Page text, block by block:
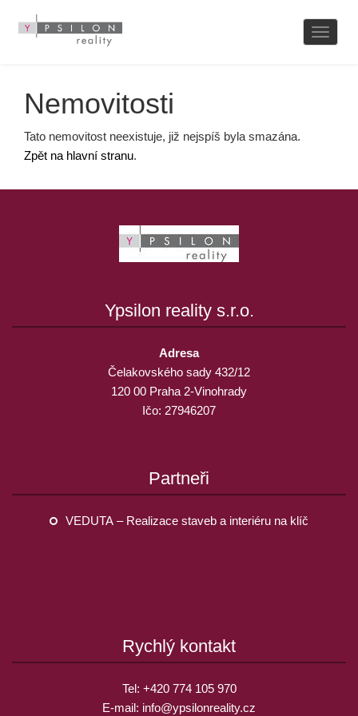
Nemovitosti
Tato nemovitost neexistuje, již nejspíš byla smazána.
Zpět na hlavní stranu.
Ypsilon reality s.r.o.
Adresa
Čelakovského sady 432/12
120 00 Praha 2-Vinohrady
Ičo: 27946207
Partneři
VEDUTA – Realizace staveb a interiéru na klíč
Rychlý kontakt
Tel: +420 774 105 970
E-mail: info@ypsilonreality.cz